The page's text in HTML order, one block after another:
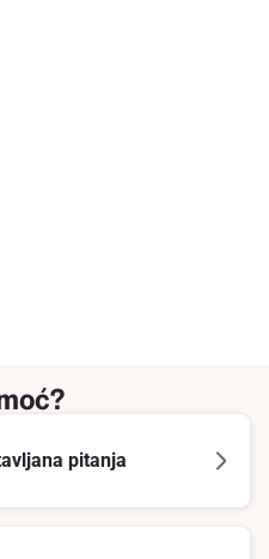
pitanja